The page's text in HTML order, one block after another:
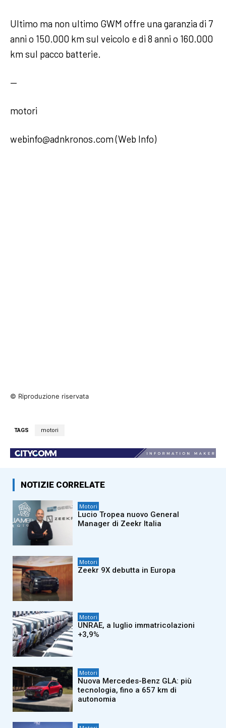
Ultimo ma non ultimo GWM offre una garanzia di 7
anni o 150.000 km sul veicolo e di 8 anni o 160.000
km sul pacco batterie.
—
motori
webinfo@adnkronos.com (Web Info)
© Riproduzione riservata
TAGS motori
NOTIZIE CORRELATE
Motori
Lucio Tropea nuovo General
Manager di Zeekr Italia
Motori
Zeekr 9X debutta in Europa
Motori
UNRAE, a luglio immatricolazioni
+3,9%
Motori
Nuova Mercedes-Benz GLA: più
tecnologia, fino a 657 km di
autonomia